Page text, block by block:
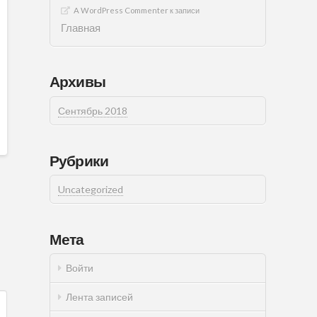
A WordPress Commenterк записи
Главная
Архивы
Сентябрь 2018
Рубрики
Uncategorized
Мета
Войти
Лента записей